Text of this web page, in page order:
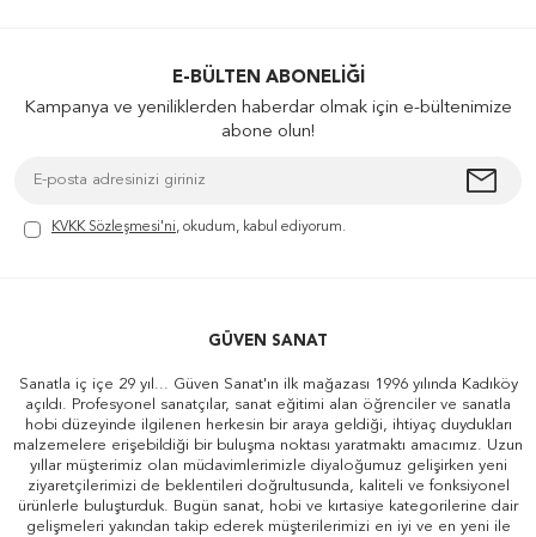
E-BÜLTEN ABONELIĞI
Kampanya ve yeniliklerden haberdar olmak için e-bültenimize
abone olun!
KVKK Sözleşmesi'ni, okudum, kabul ediyorum.
GÜVEN SANAT
Sanatla iç içe 29 yıl... Güven Sanat'ın ilk mağazası 1996 yılında Kadıköy
açıldı. Profesyonel sanatçılar, sanat eğitimi alan öğrenciler ve sanatla
hobi düzeyinde ilgilenen herkesin bir araya geldiği, ihtiyaç duydukları
malzemelere erişebildiği bir buluşma noktası yaratmaktı amacımız. Uzun
yıllar müşterimiz olan müdavimlerimizle diyaloğumuz gelişirken yeni
ziyaretçilerimizi de beklentileri doğrultusunda, kaliteli ve fonksiyonel
ürünlerle buluşturduk. Bugün sanat, hobi ve kırtasiye kategorilerine dair
gelişmeleri yakından takip ederek müşterilerimizi en iyi ve en yeni ile